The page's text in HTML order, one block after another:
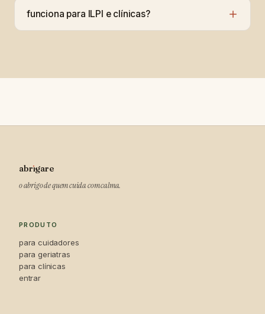
funciona para ILPI e clínicas?
abrıgare
o abrigo de quem cuida com calma.
PRODUTO
para cuidadores
para geriatras
para clínicas
entrar